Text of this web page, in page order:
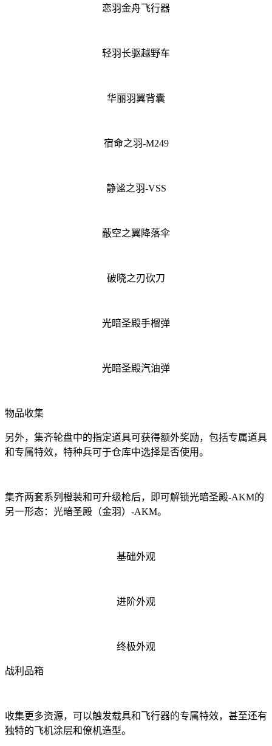
恋羽金舟飞行器
轻羽长驱越野车
华丽羽翼背囊
宿命之羽-M249
静谧之羽-VSS
蔽空之翼降落伞
破晓之刃砍刀
光暗圣殿手榴弹
光暗圣殿汽油弹
物品收集
另外，集齐轮盘中的指定道具可获得额外奖励，包括专属道具
和专属特效，特种兵可于仓库中选择是否使用。
集齐两套系列橙装和可升级枪后，即可解锁光暗圣殿-AKM的
另一形态：光暗圣殿（金羽）-AKM。
基础外观
进阶外观
终极外观
战利品箱
收集更多资源，可以触发载具和飞行器的专属特效，甚至还有
独特的飞机涂层和僚机造型。